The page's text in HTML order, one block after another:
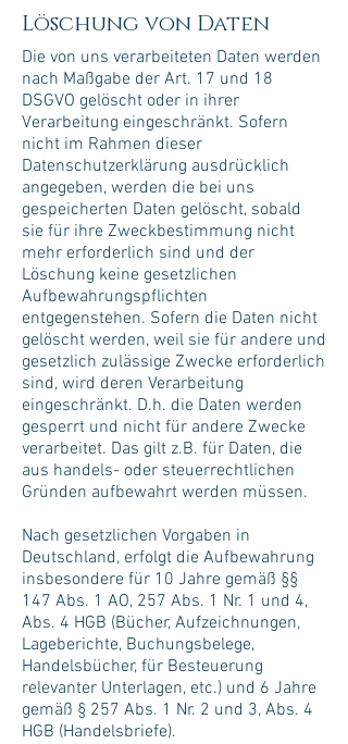
Löschung von Daten
Die von uns verarbeiteten Daten werden
nach Maßgabe der Art. 17 und 18
DSGVO gelöscht oder in ihrer
Verarbeitung eingeschränkt. Sofern
nicht im Rahmen dieser
Datenschutzerklärung ausdrücklich
angegeben, werden die bei uns
gespeicherten Daten gelöscht, sobald
sie für ihre Zweckbestimmung nicht
mehr erforderlich sind und der
Löschung keine gesetzlichen
Aufbewahrungspflichten
entgegenstehen. Sofern die Daten nicht
gelöscht werden, weil sie für andere und
gesetzlich zulässige Zwecke erforderlich
sind, wird deren Verarbeitung
eingeschränkt. D.h. die Daten werden
gesperrt und nicht für andere Zwecke
verarbeitet. Das gilt z.B. für Daten, die
aus handels- oder steuerrechtlichen
Gründen aufbewahrt werden müssen.
Nach gesetzlichen Vorgaben in
Deutschland, erfolgt die Aufbewahrung
insbesondere für 10 Jahre gemäß §§
147 Abs. 1 AO, 257 Abs. 1 Nr. 1 und 4,
Abs. 4 HGB (Bücher, Aufzeichnungen,
Lageberichte, Buchungsbelege,
Handelsbücher, für Besteuerung
relevanter Unterlagen, etc.) und 6 Jahre
gemäß § 257 Abs. 1 Nr. 2 und 3, Abs. 4
HGB (Handelsbriefe).